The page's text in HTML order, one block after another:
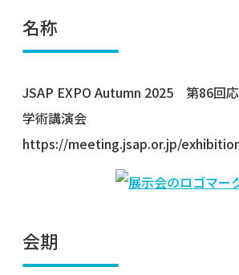
名称
JSAP EXPO Autumn 2025 第86回
学術講演会
https://meeting.jsap.or.jp/
会期